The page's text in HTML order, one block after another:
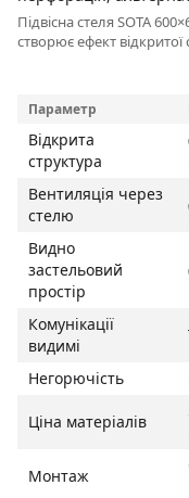
Підвісна стеля SOTA
створює ефект відкритої
Параметр
Відкрита
структура
Вентиляція через
стелю
Видно
застельовий
простір
Комунікації
видимі
Негорючість
Ціна матеріалів
Монтаж